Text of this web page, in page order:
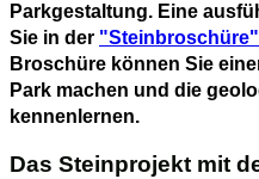
Parkgestaltung. Eine
Sie in der "Steinbroschüre"
Broschüre können Sie
Park machen und die
kennenlernen.
Das Steinprojekt mit